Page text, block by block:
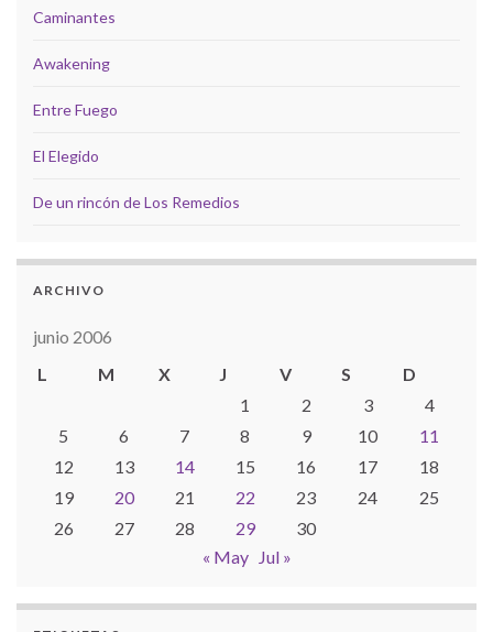
Caminantes
Awakening
Entre Fuego
El Elegido
De un rincón de Los Remedios
ARCHIVO
junio 2006
L
M X J V S
D
1
2 3
4
5
6 7 8 9 10
11
12
13 14 15 16 17
18
19
20 21 22 23 24
25
26
27 28 29
30
« May
Jul »